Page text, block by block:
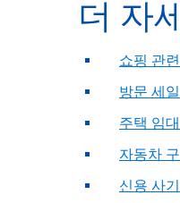
더 자
쇼핑 관
방문 세일
주택 임
자동차
신용 사